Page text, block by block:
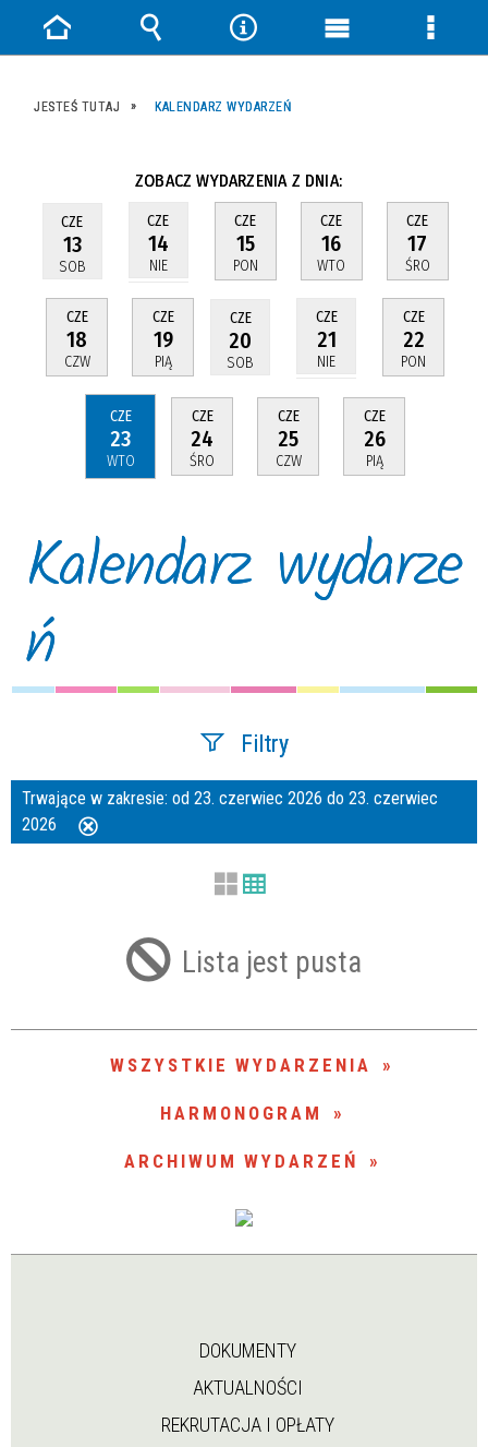
JESTEŚ TUTAJ KALENDARZ WYDARZEŃ
ZOBACZ WYDARZENIA Z DNIA:
CZE
13
SOB
CZE
14
NIE
CZE
15
PON
CZE
16
WTO
CZE
17
ŚRO
CZE
18
CZW
CZE
19
PIĄ
CZE
20
SOB
CZE
21
NIE
CZE
22
PON
CZE
23
WTO
CZE
24
ŚRO
CZE
25
CZW
CZE
26
PIĄ
Kalendarz wydarze
ń
Filtry
Szukana fraza
Trwające w zakresie
—
Trwające w zakresie: od 23. czerwiec 2026 do 23. czerwiec
2026
Lista jest pusta
WSZYSTKIE WYDARZENIA
HARMONOGRAM
ARCHIWUM WYDARZEŃ
DOKUMENTY
AKTUALNOŚCI
REKRUTACJA I OPŁATY
Strona
główna
Wyszukiwarka
NarzędziaMenu
Menu